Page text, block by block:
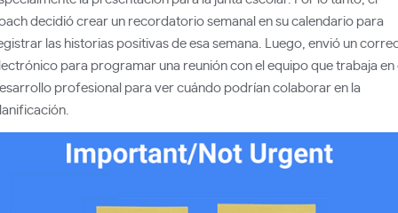
decidió crear un recordatorio semanal en su calendario para
las historias positivas de esa semana. Luego, envió un
para programar una reunión con el equipo que trabaja en
profesional para ver cuándo podrían colaborar en la